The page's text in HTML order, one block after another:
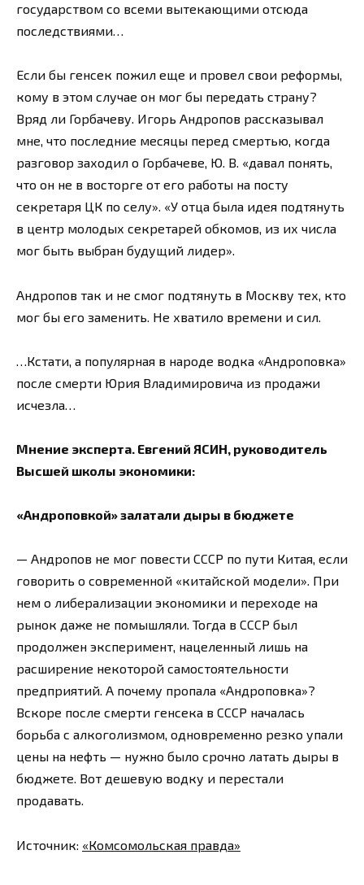
государством со всеми вытекающими отсюда
последствиями…
Если бы генсек пожил еще и провел свои реформы,
кому в этом случае он мог бы передать страну?
Вряд ли Горбачеву. Игорь Андропов рассказывал
мне, что последние месяцы перед смертью, когда
разговор заходил о Горбачеве, Ю. В. «давал понять,
что он не в восторге от его работы на посту
секретаря ЦК по селу». «У отца была идея подтянуть
в центр молодых секретарей обкомов, из их числа
мог быть выбран будущий лидер».
Андропов так и не смог подтянуть в Москву тех, кто
мог бы его заменить. Не хватило времени и сил.
…Кстати, а популярная в народе водка «Андроповка»
после смерти Юрия Владимировича из продажи
исчезла…
Мнение эксперта. Евгений ЯСИН, руководитель
Высшей школы экономики:
«Андроповкой» залатали дыры в бюджете
— Андропов не мог повести СССР по пути Китая, если
говорить о современной «китайской модели». При
нем о либерализации экономики и переходе на
рынок даже не помышляли. Тогда в СССР был
продолжен эксперимент, нацеленный лишь на
расширение некоторой самостоятельности
предприятий. А почему пропала «Андроповка»?
Вскоре после смерти генсека в СССР началась
борьба с алкоголизмом, одновременно резко упали
цены на нефть — нужно было срочно латать дыры в
бюджете. Вот дешевую водку и перестали
продавать.
Источник: «Комсомольская правда»